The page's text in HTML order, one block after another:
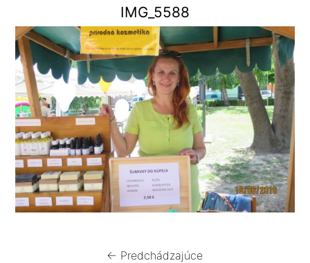
IMG_5588
← Predchádzajúce